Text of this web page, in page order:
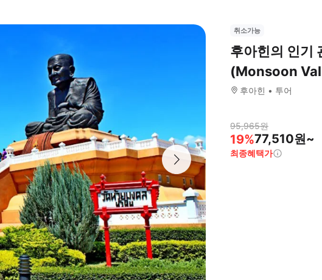
취소가능
후아힌의 인기
(Monsoon
후아힌 투어
95,965원
19%77,510원~
최종혜택가